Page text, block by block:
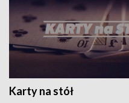
Karty na stół